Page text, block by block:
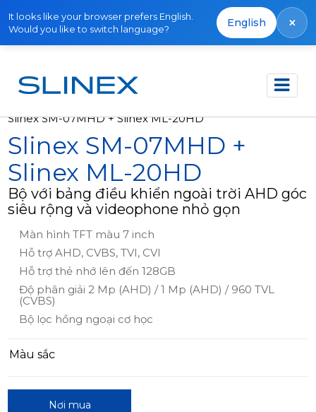
It looks like your browser prefers English.
Would you like to switch language?
English ×
Trang chủ Sản phẩm
Slinex SM-07MHD + Slinex ML-20HD
Slinex SM-07MHD +
Slinex ML-20HD
Bộ với bảng điều khiển ngoài trời AHD góc
siêu rộng và videophone nhỏ gọn
Màn hình TFT màu 7 inch
Hỗ trợ AHD, CVBS, TVI, CVI
Hỗ trợ thẻ nhớ lên đến 128GB
Độ phân giải 2 Mp (AHD) / 1 Mp (AHD) / 960 TVL
(CVBS)
Bộ lọc hồng ngoại cơ học
Màu sắc
Nơi mua